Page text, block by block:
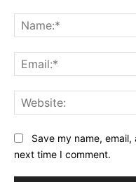
Save my name,
next time I comment.